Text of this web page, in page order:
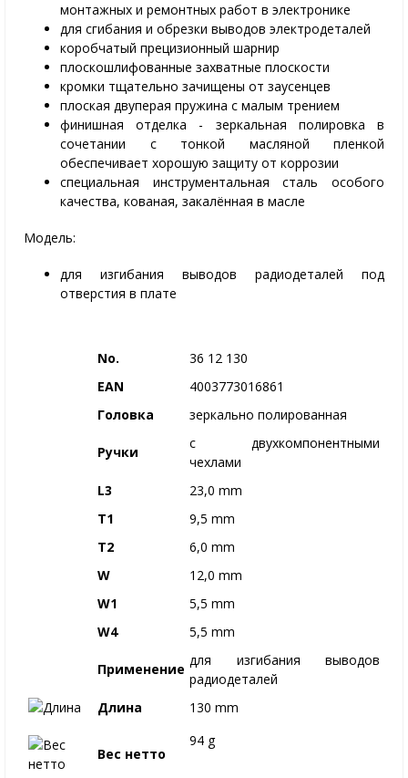
монтажных и ремонтных работ в электронике
для сгибания и обрезки выводов электродеталей
коробчатый прецизионный шарнир
плоскошлифованные захватные плоскости
кромки тщательно зачищены от заусенцев
плоская двуперая пружина с малым трением
финишная отделка - зеркальная полировка в
сочетании с тонкой масляной пленкой
обеспечивает хорошую защиту от коррозии
специальная инструментальная сталь особого
качества, кованая, закалённая в масле
Модель:
для изгибания выводов радиодеталей под
отверстия в плате
No.
36 12 130
EAN
4003773016861
Головка
зеркально полированная
Ручки
с двухкомпонентными
чехлами
L3
23,0 mm
T1
9,5 mm
T2
6,0 mm
W
12,0 mm
W1
5,5 mm
W4
5,5 mm
Применение
для изгибания выводов
радиодеталей
Длина
130 mm
Вес нетто
94 g